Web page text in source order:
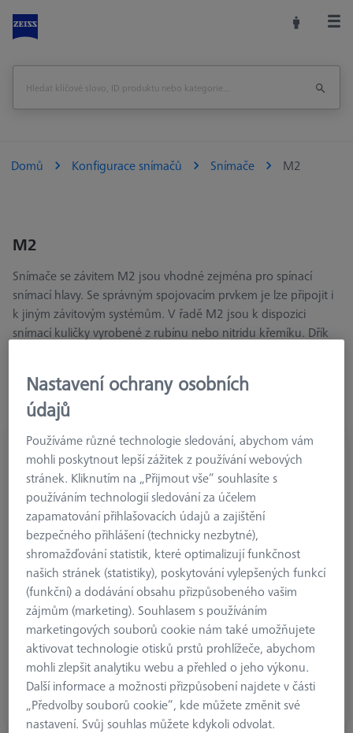
Domů Konfigurace snímačů Snímače M2
M2
Snímače se závitem M2 jsou vhodné zejména pro spínací
snímací hlavy. Se správným spojovacím prvkem je lze připojit i
k jiným závitovým systémům. V řadě M2 jsou k dispozici
snímací kuličky vyrobené z rubínu nebo nitridu křemíku. Dřík
válcové snímače vyrobené kompletně z tvrdokovu a snímače
s keramickými disky.
Referenční snímače
Referenční snímače s maximální přesností
Nastavení ochrany osobních
údajů
Používáme různé technologie sledování, abychom vám
mohli poskytnout lepší zážitek z používání webových
stránek. Kliknutím na „Přijmout vše“ souhlasíte s
používáním technologií sledování za účelem
zapamatování přihlašovacích údajů a zajištění
bezpečného přihlášení (technicky nezbytné),
shromažďování statistik, které optimalizují funkčnost
našich stránek (statistiky), poskytování vylepšených funkcí
(funkční) a dodávání obsahu přizpůsobeného vašim
zájmům (marketing). Souhlasem s používáním
marketingových souborů cookie nám také umožňujete
aktivovat technologie otisků prstů prohlížeče, abychom
mohli zlepšit analytiku webu a přehled o jeho výkonu.
Další informace a možnosti přizpůsobení najdete v části
„Předvolby souborů cookie“, kde můžete změnit své
nastavení. Svůj souhlas můžete kdykoli odvolat.